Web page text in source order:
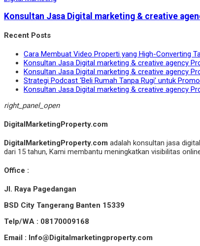
Konsultan Jasa Digital marketing & creative
Recent Posts
Cara Membuat Video Properti yang High-Converting
Konsultan Jasa Digital marketing & creative agency
Konsultan Jasa Digital marketing & creative agency
Strategi Podcast ‘Beli Rumah Tanpa Rugi’ untuk
Konsultan Jasa Digital marketing & creative agency
right_panel_open
DigitalMarketingProperty.com
DigitalMarketingProperty.com adalah konsultan jasa
dari 15 tahun, Kami membantu meningkatkan visibilitas
Office :
Jl. Raya Pagedangan
BSD City Tangerang Banten 15339
Telp/WA : 08170009168
Email : Info@Digitalmarketingproperty.com